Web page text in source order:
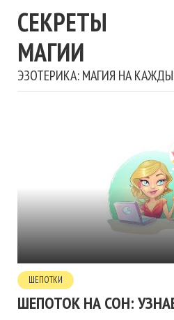
СЕКРЕТЫ
МАГИИ
ЭЗОТЕРИКА: МАГИЯ НА
ШЕПОТКИ
ШЕПОТОК НА СОН: